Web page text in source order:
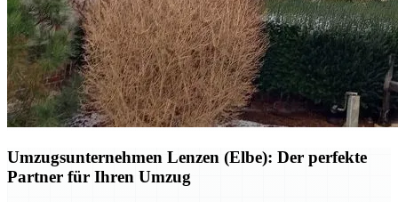
Umzugsunternehmen Lenzen (Elbe): Der perfekte
Partner für Ihren Umzug